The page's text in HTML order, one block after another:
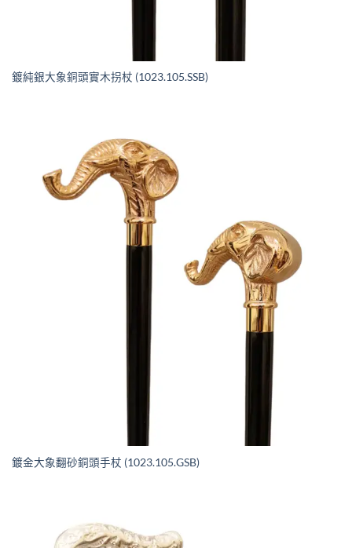
鍍純銀大象銅頭實木拐杖 (1023.105.SSB)
鍍金大象翻砂銅頭手杖 (1023.105.GSB)